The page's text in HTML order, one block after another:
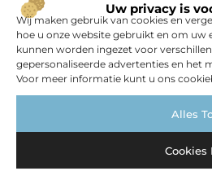
Uw privacy is
Wij maken gebruik van cookies en
hoe u onze website gebruikt en om uw
kunnen worden ingezet voor
gepersonaliseerde advertenties en het
Voor meer informatie kunt u ons
Alles
Cookies
POPULAIRE
Arts / Photography
Aanbiedingen
Bedrijven
Dienstverlening
RECENTE
How Engineering Teams Are
Software Toolkit Around